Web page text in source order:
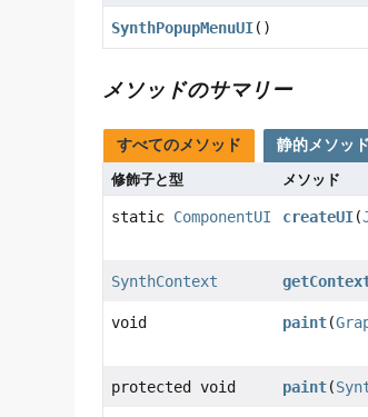
SynthPopupMenuUI()
メソッドのサマリー
すべてのメソッド 静的メソッド
修飾子と型 メソッド
static ComponentUI createUI(
SynthContext
void paint(
protected void paint(